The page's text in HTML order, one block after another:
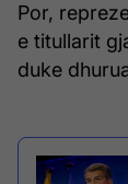
Por,
e titullarit
duke